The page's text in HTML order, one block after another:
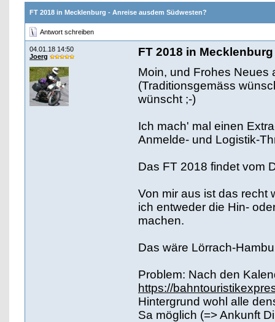
FT 2018 in Mecklenburg - Anreise ausdem Südwesten?
Antwort schreiben
04.01.18 14:50
Joerg
FT 2018 in
Moin, und Frohes Neues
(Traditionsgemäss
wünscht ;-)
Ich mach' mal einen
Anmelde- und Logistik-
Das FT 2018 findet vom
Von mir aus ist das recht
ich entweder die Hin-
machen.
Das wäre Lörrach-
Problem: Nach den
https://
Hintergrund wohl alle
Sa möglich (=> Ankunft